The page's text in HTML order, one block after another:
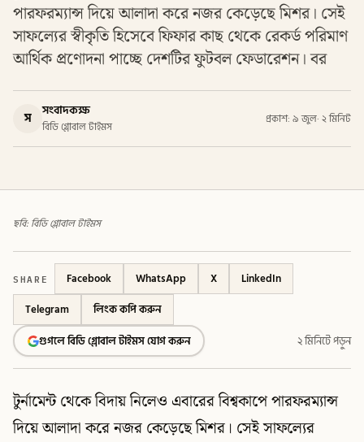
পারফরম্যান্স দিয়ে আলাদা করে নজর কেড়েছে মিশর। সেই
সাফল্যের স্বীকৃতি হিসেবে ফিফার কাছ থেকে রেকর্ড পরিমাণ
আর্থিক প্রণোদনা পাচ্ছে দেশটির ফুটবল ফেডারেশন। বর
স সংবাদকক্ষ
বিডি গ্লোবাল টাইমস
প্রকাশ: ৯ জুল· ২ মিনিট
ছবি: বিডি গ্লোবাল টাইমস
SHARE Facebook WhatsApp X
LinkedIn
Telegram
লিংক কপি করুন
গুগলে বিডি গ্লোবাল টাইমস যোগ করুন
২ মিনিটে পড়ুন
টুর্নামেন্ট থেকে বিদায় নিলেও এবারের বিশ্বকাপে পারফরম্যান্স
দিয়ে আলাদা করে নজর কেড়েছে মিশর। সেই সাফল্যের